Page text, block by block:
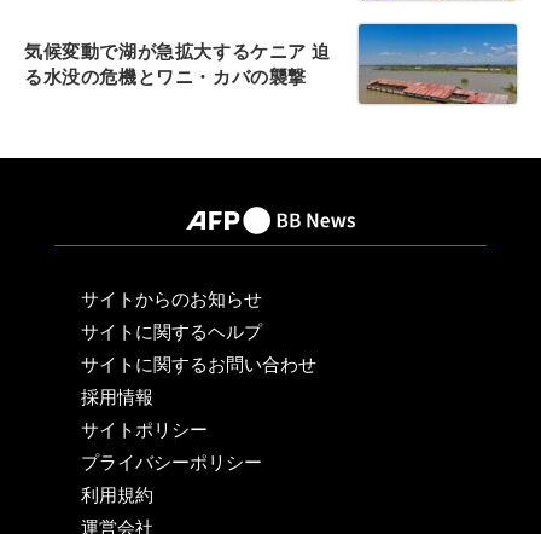
気候変動で湖が急拡大するケニア 迫
る水没の危機とワニ・カバの襲撃
サイトからのお知らせ
サイトに関するヘルプ
サイトに関するお問い合わせ
採用情報
サイトポリシー
プライバシーポリシー
利用規約
運営会社